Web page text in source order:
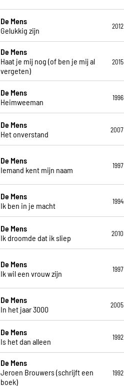
De Mens
Gelukkig zijn
2012
De Mens
Haat je mij nog (of ben je mij al
vergeten)
2015
De Mens
Heimweeman
1996
De Mens
Het onverstand
2007
De Mens
Iemand kent mijn naam
1997
De Mens
Ik ben in je macht
1994
De Mens
Ik droomde dat ik sliep
2010
De Mens
Ik wil een vrouw zijn
1997
De Mens
In het jaar 3000
2005
De Mens
Is het dan alleen
1992
De Mens
Jeroen Brouwers (schrijft een
boek)
1992